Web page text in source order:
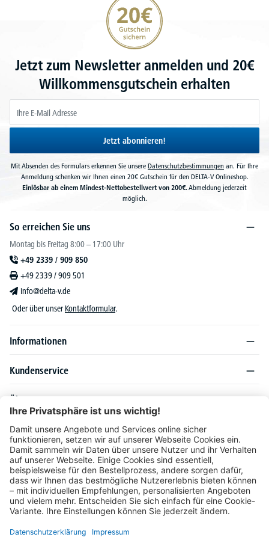
Jetzt zum Newsletter anmelden und 20€
Willkommensgutschein erhalten
Jetzt abonnieren!
Mit Absenden des Formulars erkennen Sie unsere Datenschutzbestimmungen an. Für Ihre
Anmeldung schenken wir Ihnen einen 20€ Gutschein für den DELTA-V Onlineshop.
Einlösbar ab einem Mindest-Nettobestellwert von 200€.Abmeldung jederzeit
möglich.
So erreichen Sie uns
Montag bis Freitag 8:00 – 17:00 Uhr
+49 2339 / 909 850
+49 2339 / 909 501
info@delta-v.de
Oder über unser Kontaktformular.
Informationen
Kundenservice
Über DELTA-V
Produktsortiment
Ratgeber
Folgen Sie uns auch auf